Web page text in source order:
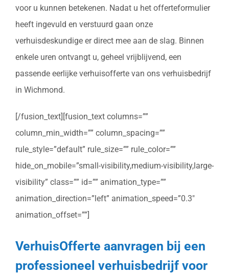
voor u kunnen betekenen. Nadat u het offerteformulier
heeft ingevuld en verstuurd gaan onze
verhuisdeskundige er direct mee aan de slag. Binnen
enkele uren ontvangt u, geheel vrijblijvend, een
passende eerlijke verhuisofferte van ons verhuisbedrijf
in Wichmond.
[/fusion_text][fusion_text columns=””
column_min_width=”” column_spacing=””
rule_style=”default” rule_size=”” rule_color=””
hide_on_mobile=”small-visibility,medium-visibility,large-
visibility” class=”” id=”” animation_type=””
animation_direction=”left” animation_speed=”0.3″
animation_offset=””]
VerhuisOfferte aanvragen bij een
professioneel verhuisbedrijf voor